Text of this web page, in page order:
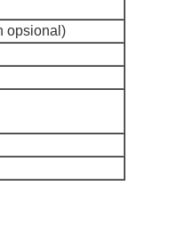
opsional)